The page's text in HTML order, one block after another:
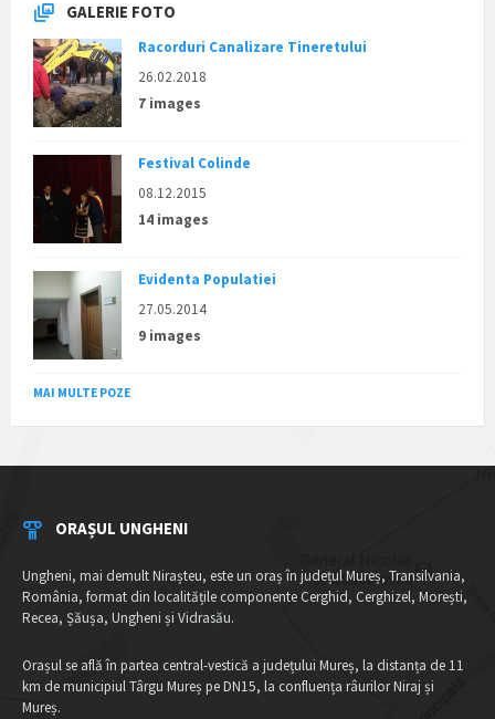
GALERIE FOTO
Racorduri Canalizare Tineretului
26.02.2018
7 images
Festival Colinde
08.12.2015
14 images
Evidenta Populatiei
27.05.2014
9 images
MAI MULTE POZE
ORAȘUL UNGHENI
Ungheni, mai demult Nirașteu, este un oraș în județul Mureș, Transilvania,
România, format din localitățile componente Cerghid, Cerghizel, Morești,
Recea, Șăușa, Ungheni și Vidrasău.
Orașul se află în partea central-vestică a județului Mureș, la distanța de 11
km de municipiul Târgu Mureș pe DN15, la confluența râurilor Niraj și
Mureș.